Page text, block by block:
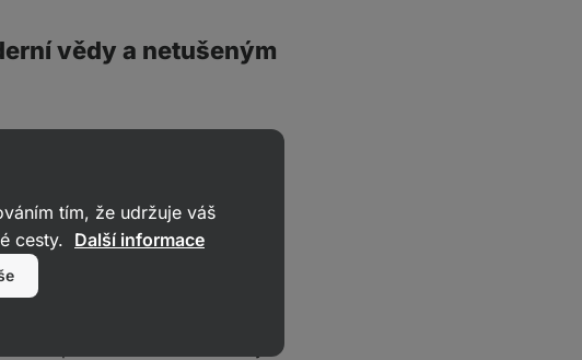
vědy a netušeným
sebevraždu) a zůstal
a život šel dál.
ale nic z toho mu nenabízelo
večer seděl na lavičce
lehce zamrzlou hladinu
se ponořil do mrazivé vody.
tím, že udržuje váš
cesty. Další informace